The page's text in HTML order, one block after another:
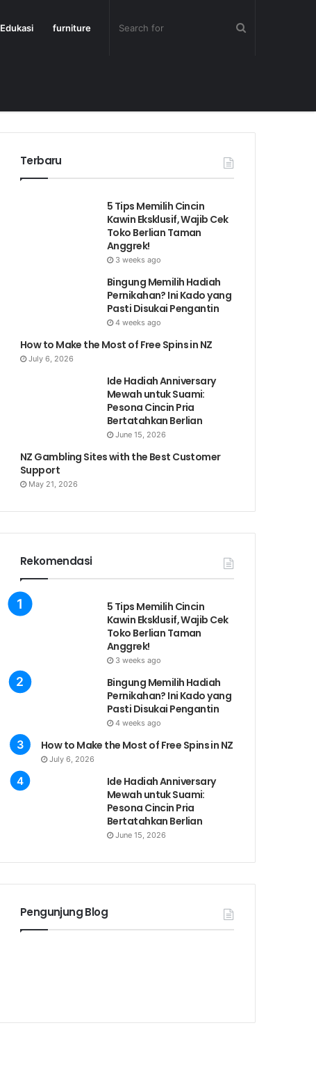
Edukasi furniture
Terbaru
5 Tips Memilih Cincin
Kawin Eksklusif, Wajib Cek
Toko Berlian Taman
Anggrek!
3 weeks ago
Bingung Memilih Hadiah
Pernikahan? Ini Kado yang
Pasti Disukai Pengantin
4 weeks ago
How to Make the Most of Free Spins in NZ
July 6, 2026
Ide Hadiah Anniversary
Mewah untuk Suami:
Pesona Cincin Pria
Bertatahkan Berlian
June 15, 2026
NZ Gambling Sites with the Best Customer
Support
May 21, 2026
Rekomendasi
5 Tips Memilih Cincin
Kawin Eksklusif, Wajib Cek
Toko Berlian Taman
Anggrek!
3 weeks ago
Bingung Memilih Hadiah
Pernikahan? Ini Kado yang
Pasti Disukai Pengantin
4 weeks ago
How to Make the Most of Free Spins in NZ
July 6, 2026
Ide Hadiah Anniversary
Mewah untuk Suami:
Pesona Cincin Pria
Bertatahkan Berlian
June 15, 2026
Pengunjung Blog